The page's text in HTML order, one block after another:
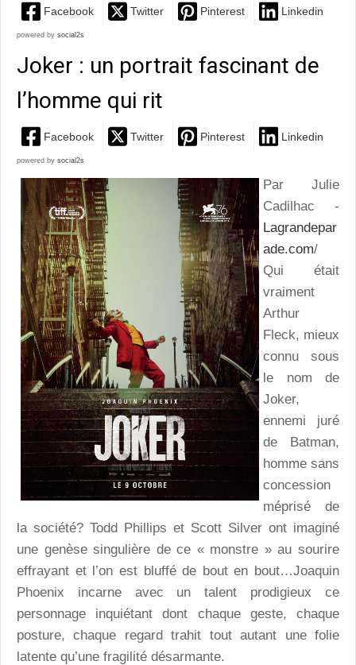
Facebook Twitter Pinterest Linkedin
powered by social2s
Joker : un portrait fascinant de
l’homme qui rit
Facebook Twitter Pinterest Linkedin
powered by social2s
Par Julie
Cadilhac -
Lagrandepar
ade.com/
Qui était
vraiment
Arthur
Fleck, mieux
connu sous
le nom de
Joker,
ennemi juré
de Batman,
homme sans
concession
méprisé de
la société? Todd Phillips et Scott Silver ont imaginé
une genèse singulière de ce « monstre » au sourire
effrayant et l’on est bluffé de bout en bout…Joaquin
Phoenix incarne avec un talent prodigieux ce
personnage inquiétant dont chaque geste, chaque
posture, chaque regard trahit tout autant une folie
latente qu’une fragilité désarmante.